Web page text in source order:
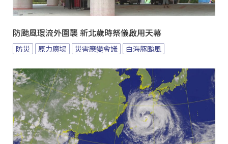
防颱風環流外圍襲 新北歲時祭儀啟用天幕
防災 原力廣場 災害應變會議 白海豚颱風